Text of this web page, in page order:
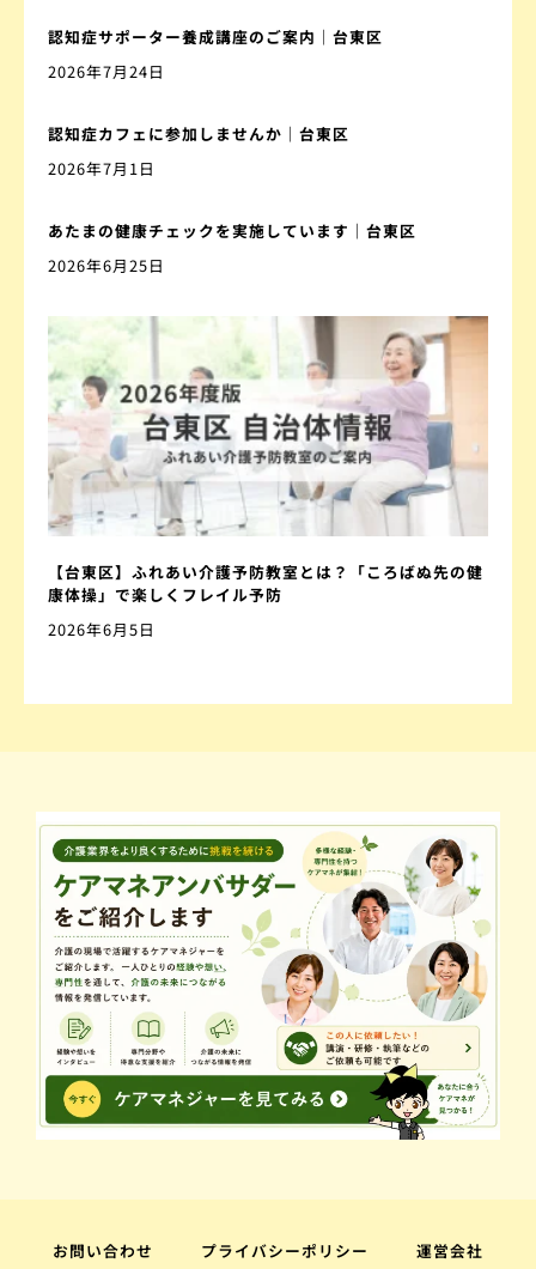
認知症サポーター養成講座のご案内｜台東区
2026年7月24日
認知症カフェに参加しませんか｜台東区
2026年7月1日
あたまの健康チェックを実施しています｜台東区
2026年6月25日
【台東区】ふれあい介護予防教室とは？「ころばぬ先の健
康体操」で楽しくフレイル予防
2026年6月5日
お問い合わせ プライバシーポリシー 運営会社